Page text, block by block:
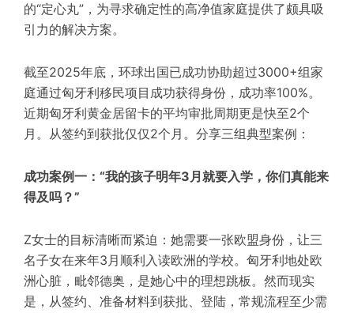
的“定心丸”，为寻求确定性的高净值家庭提供了颇具吸
引力的解决方案。
截至2025年底，环球出国已成功协助超过3000+组家
庭通过匈牙利移民项目成功获得身份，成功率100%。
近期匈牙利黄金居留卡的平均审批周期更是快至2个
月。从签约到获批仅仅2个月。分享三组典型案例：
成功案例一：“我的孩子明年3月就要入学，你们真能来
得及吗？”
Z女士的目标清晰而紧迫：她需要一张欧盟身份，让三
名子女在来年3月顺利入读欧洲的学校。匈牙利地处欧
洲心脏，毗邻德奥，是她心中的理想跳板。然而现实
是，从签约、准备材料到获批、登陆，常规流程至少需